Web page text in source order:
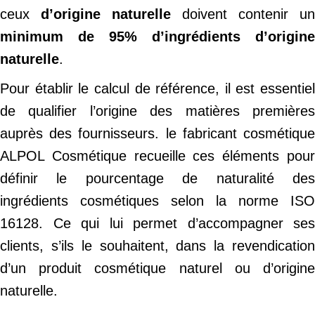
ceux d’origine naturelle doivent contenir un
minimum de 95% d’ingrédients d’origine
naturelle.
Pour établir le calcul de référence, il est essentiel
de qualifier l’origine des matières premières
auprès des fournisseurs. le fabricant cosmétique
ALPOL Cosmétique recueille ces éléments pour
définir le pourcentage de naturalité des
ingrédients cosmétiques selon la norme ISO
16128. Ce qui lui permet d’accompagner ses
clients, s’ils le souhaitent, dans la revendication
d’un produit cosmétique naturel ou d’origine
naturelle.